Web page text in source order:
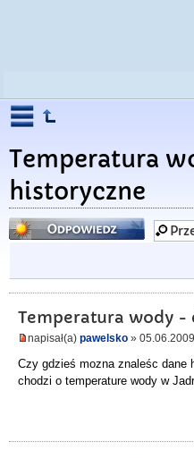
Temperatura
historyczne
Odpowiedz
Temperatura wody -
napisał(a) pawelsko »
Czy gdzieś mozna znaleśc dane
chodzi o temperature wody w